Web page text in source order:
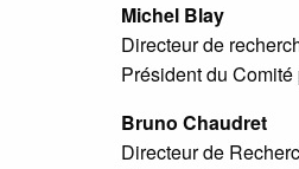
Michel Blay
Directeur de
Président du
Bruno Chaudret
Directeur de